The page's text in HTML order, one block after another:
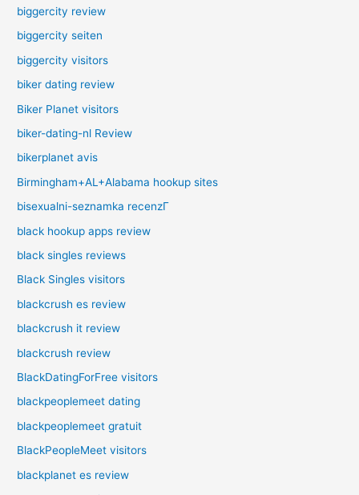
biggercity review
biggercity seiten
biggercity visitors
biker dating review
Biker Planet visitors
biker-dating-nl Review
bikerplanet avis
Birmingham+AL+Alabama hookup sites
bisexualni-seznamka recenzГ­
black hookup apps review
black singles reviews
Black Singles visitors
blackcrush es review
blackcrush it review
blackcrush review
BlackDatingForFree visitors
blackpeoplemeet dating
blackpeoplemeet gratuit
BlackPeopleMeet visitors
blackplanet es review